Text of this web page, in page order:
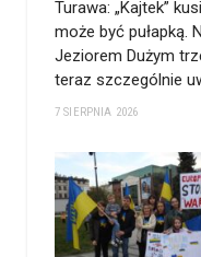
Turawa: „Kajtek”
może być pułapką.
Jeziorem Dużym
teraz szczególnie
7 SIERPNIA 2026